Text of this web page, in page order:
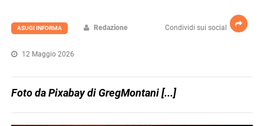
Condividi sui social
ASUGI INFORMA Redazione
12 Maggio 2026
Foto da Pixabay di GregMontani [...]